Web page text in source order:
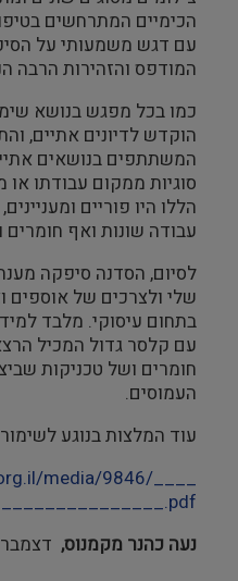
הכימיים המתרחשים
עם דגש משמעותי על
המודפס והזהירות הרבה
כמו בכל מפגש בנושא
הוקדש לדיונים אתיים,
המשתתפים בנושאים
סוגיות ממקום עבודתו או
הללו היו פוריים
עבודה שונות ואף חומרים
לסיום, הסדנה סיפקה
שלי ולצרכים של אוספים
בתחום עיסוקי. מלבד
עם קלסר גדול המכיל
חומרים ושל טכניקות
העמוסים.
עוד המלצות בנוגע
media/9846/____
נעה כהנר מקמנוס, דצמבר 2013